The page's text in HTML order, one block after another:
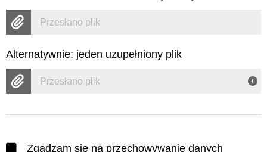
Przesłano plik
Alternatywnie: jeden uzupełniony plik
Przesłano plik
Zgadzam się na przechowywanie danych